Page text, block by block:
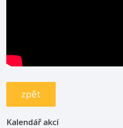
zpět
Kalendář akcí